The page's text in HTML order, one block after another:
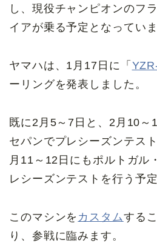
し、現役チャンピオンのフ
イアが乗る予定となっていま
ヤマハは、1月17日に「
ーリングを発表しました。
既に2月5～7日と、2月10～
セパンでプレシーズンテス
月11～12日にもポルトガル
レシーズンテストを行う予定
このマシンを カスタムする
り、参戦に臨みます。